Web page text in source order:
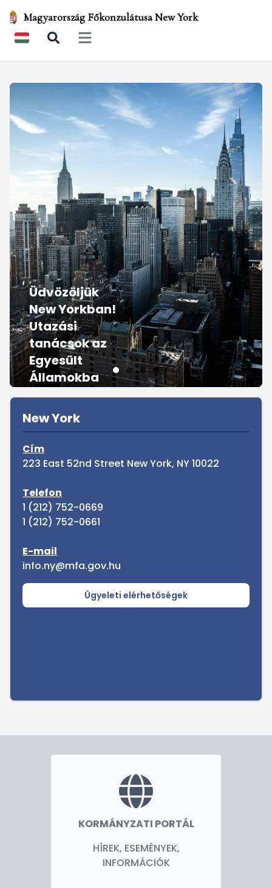
Magyarország Főkonzulátusa New York
Open main menu
Üdvözöljük
New Yorkban!
Utazási
tanácsok az
Egyesült
Államokba
Sidebar
New York
Cím
223 East 52nd Street New York, NY 10022
Telefon
1 (212) 752-0669
1 (212) 752-0661
E-mail
info.ny@mfa.gov.hu
Ügyeleti elérhetőségek
KORMÁNYZATI PORTÁL
HÍREK, ESEMÉNYEK,
INFORMÁCIÓK